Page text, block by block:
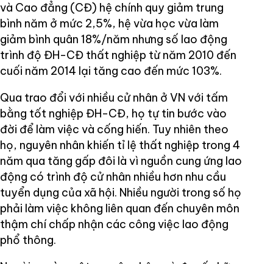
và Cao đẳng (CĐ) hệ chính quy giảm trung
bình năm ở mức 2,5%, hệ vừa học vừa làm
giảm bình quân 18%/năm nhưng số lao động
trình độ ĐH-CĐ thất nghiệp từ năm 2010 đến
cuối năm 2014 lại tăng cao đến mức 103%.
Qua trao đổi với nhiều cử nhân ở VN với tấm
bằng tốt nghiệp ĐH-CĐ, họ tự tin bước vào
đời để làm việc và cống hiến. Tuy nhiên theo
họ, nguyên nhân khiến tỉ lệ thất nghiệp trong 4
năm qua tăng gấp đôi là vì nguồn cung ứng lao
động có trình độ cử nhân nhiều hơn nhu cầu
tuyển dụng của xã hội. Nhiều người trong số họ
phải làm việc không liên quan đến chuyên môn
thậm chí chấp nhận các công việc lao động
phổ thông.